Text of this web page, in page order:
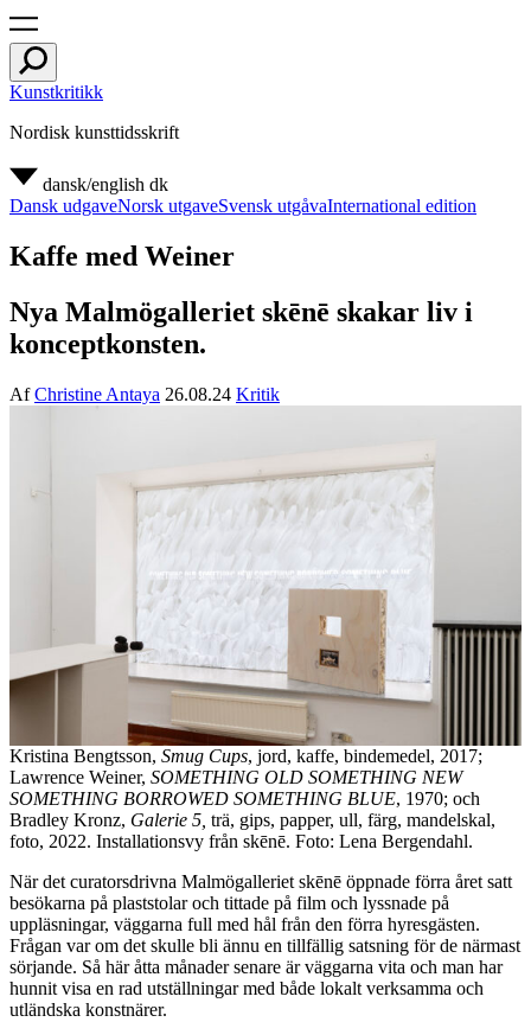
Kunstkritikk
Nordisk kunsttidsskrift
dansk/english dk
Dansk udgaveNorsk utgaveSvensk utgåvaInternational edition
Kaffe med Weiner
Nya Malmögalleriet skēnē skakar liv i
konceptkonsten.
AfChristine Antaya 26.08.24 Kritik
Kristina Bengtsson, Smug Cups, jord, kaffe, bindemedel, 2017;
Lawrence Weiner, SOMETHING OLD SOMETHING NEW
SOMETHING BORROWED SOMETHING BLUE, 1970; och
Bradley Kronz, Galerie 5, trä, gips, papper, ull, färg, mandelskal,
foto, 2022. Installationsvy från skēnē. Foto: Lena Bergendahl.
När det curatorsdrivna Malmögalleriet skēnē öppnade förra året satt
besökarna på plaststolar och tittade på film och lyssnade på
uppläsningar, väggarna full med hål från den förra hyresgästen.
Frågan var om det skulle bli ännu en tillfällig satsning för de närmast
sörjande. Så här åtta månader senare är väggarna vita och man har
hunnit visa en rad utställningar med både lokalt verksamma och
utländska konstnärer.